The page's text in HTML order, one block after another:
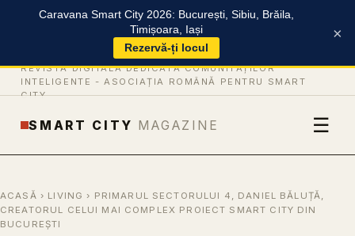
Caravana Smart City 2026: București, Sibiu, Brăila,
Timișoara, Iași
Rezervă-ți locul
×
REVISTĂ DIGITALĂ DEDICATĂ COMUNITĂȚILOR
INTELIGENTE - ASOCIAȚIA ROMÂNĂ PENTRU SMART
CITY
SMART CITY MAGAZINE ☰
ACASĂ › LIVING › PRIMARUL SECTORULUI 4, DANIEL BĂLUȚĂ,
CREATORUL CELUI MAI COMPLEX PROIECT SMART CITY DIN
BUCUREȘTI